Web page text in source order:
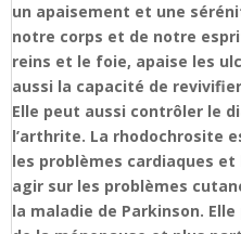
un apaisement et une
notre corps et de notre
reins et le foie, apaise les
aussi la capacité de
Elle peut aussi contrôler le
l’arthrite. La rhodochrosite
les problèmes cardiaques
agir sur les problèmes
la maladie de Parkinson.